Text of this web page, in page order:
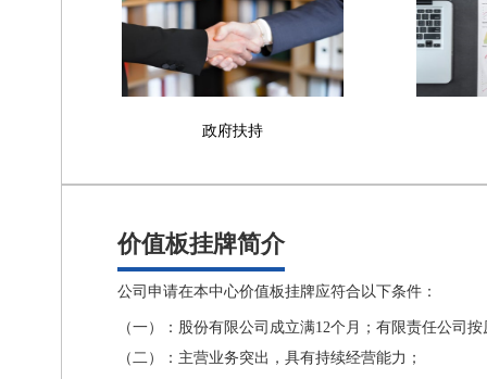
政府扶持
价值板挂牌简介
公司申请在本中心价值板挂牌应符合以下条件：
（一）：股份有限公司成立满12个月；有限责任公司
（二）：主营业务突出，具有持续经营能力；